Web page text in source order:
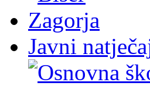
Javni